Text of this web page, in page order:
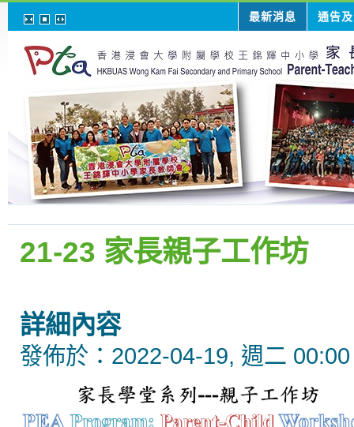
最新消息 通告
21-23 家長親子工作坊
詳細內容
發佈於：2022-04-19, 週二 00:00